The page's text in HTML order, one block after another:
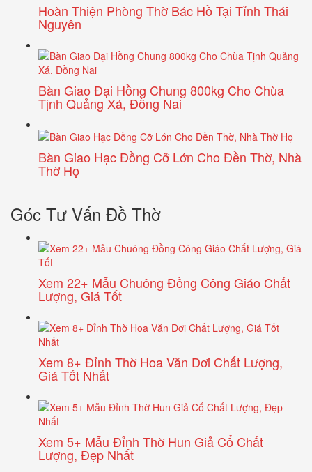
Hoàn Thiện Phòng Thờ Bác Hồ Tại Tỉnh Thái
Nguyên
Bàn Giao Đại Hồng Chung 800kg Cho Chùa
Tịnh Quảng Xá, Đồng Nai
Bàn Giao Hạc Đồng Cỡ Lớn Cho Đền Thờ, Nhà
Thờ Họ
Góc Tư Vấn Đồ Thờ
Xem 22+ Mẫu Chuông Đồng Công Giáo Chất
Lượng, Giá Tốt
Xem 8+ Đỉnh Thờ Hoa Văn Dơi Chất Lượng,
Giá Tốt Nhất
Xem 5+ Mẫu Đỉnh Thờ Hun Giả Cổ Chất
Lượng, Đẹp Nhất